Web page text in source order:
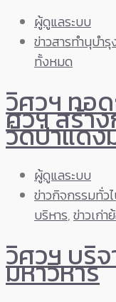
ผู้ดูแลระบบ
ข่าวสารทำนุบ
ทั้งหมด
วิศวฯ ทอ
ศวฯ สร้า
วัดป่าแดง
ผู้ดูแลระบบ
ข่าวกิจกรรมทั่ว
บริหาร,ข่าวเก่
วิศวฯ บริ
มหาวิหาร